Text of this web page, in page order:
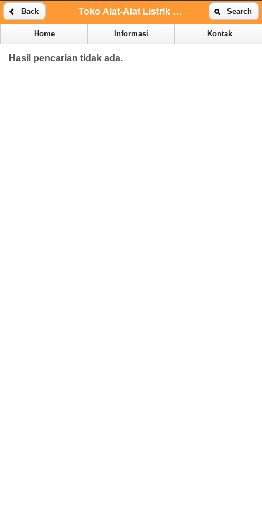
Back Toko Alat-Alat Listrik Online | Toko Alat-Alat Listrik Kenari Search
Home Informasi Kontak
Hasil pencarian tidak ada.